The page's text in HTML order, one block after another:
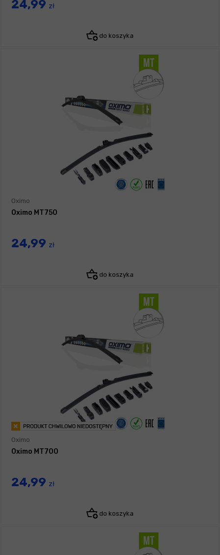
24,99 zł
do koszyka
Oximo
Oximo MT750
24,99 zł
do koszyka
Oximo
Oximo MT700
24,99 zł
do koszyka